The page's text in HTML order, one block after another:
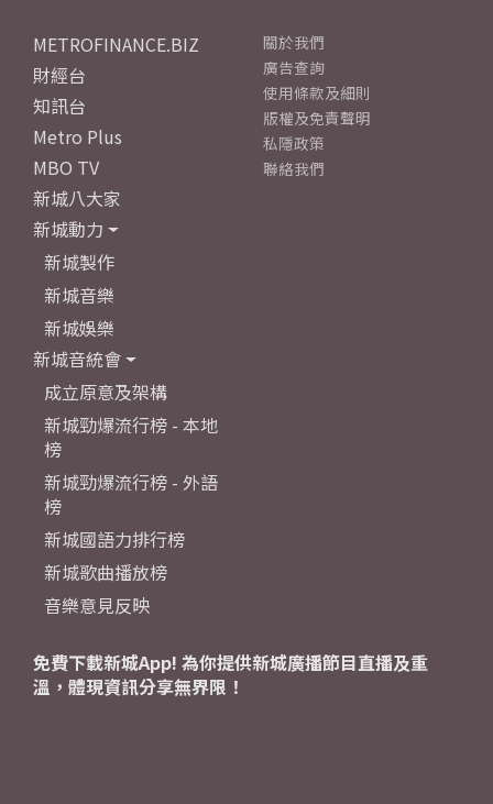
METROFINANCE.BIZ
財經台
知訊台
Metro Plus
MBO TV
新城八大家
新城動力
新城製作
新城音樂
新城娛樂
新城音統會
成立原意及架構
新城勁爆流行榜 - 本地
榜
新城勁爆流行榜 - 外語
榜
新城國語力排行榜
新城歌曲播放榜
音樂意見反映
關於我們
廣告查詢
使用條款及細則
版權及免責聲明
私隱政策
聯絡我們
免費下載新城App! 為你提供新城廣播節目直播及重
溫，體現資訊分享無界限！